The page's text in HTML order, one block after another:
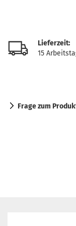
Lieferzeit:
15
Frage zum